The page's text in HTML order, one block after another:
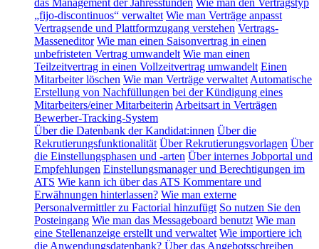
„fijo-discontinuos“ verwaltet Wie man Verträge anpasst
Vertragsende und Plattformzugang verstehen Vertrags-
Masseneditor Wie man einen Saisonvertrag in einen
unbefristeten Vertrag umwandelt Wie man einen
Teilzeitvertrag in einen Vollzeitvertrag umwandelt Einen
Mitarbeiter löschen Wie man Verträge verwaltet Automatische
Erstellung von Nachfüllungen bei der Kündigung eines
Mitarbeiters/einer Mitarbeiterin Arbeitsart in Verträgen
Bewerber-Tracking-System
Über die Datenbank der Kandidat:innen Über die
Rekrutierungsfunktionalität Über Rekrutierungsvorlagen Über
die Einstellungsphasen und -arten Über internes Jobportal und
Empfehlungen Einstellungsmanager und Berechtigungen im
ATS Wie kann ich über das ATS Kommentare und
Erwähnungen hinterlassen? Wie man externe
Personalvermittler zu Factorial hinzufügt So nutzen Sie den
Posteingang Wie man das Messageboard benutzt Wie man
eine Stellenanzeige erstellt und verwaltet Wie importiere ich
die Anwendungsdatenbank? Über das Angebotsschreiben